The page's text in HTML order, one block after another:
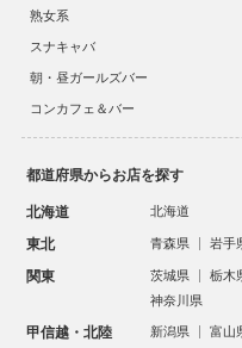
熟女系
スナキャバ
朝・昼ガールズバー
コンカフェ＆バー
都道府県からお店を探す
北海道 北海道
東北 青森県 岩手
関東 茨城県 栃木
神奈川県
甲信越・北陸 新潟県 富山